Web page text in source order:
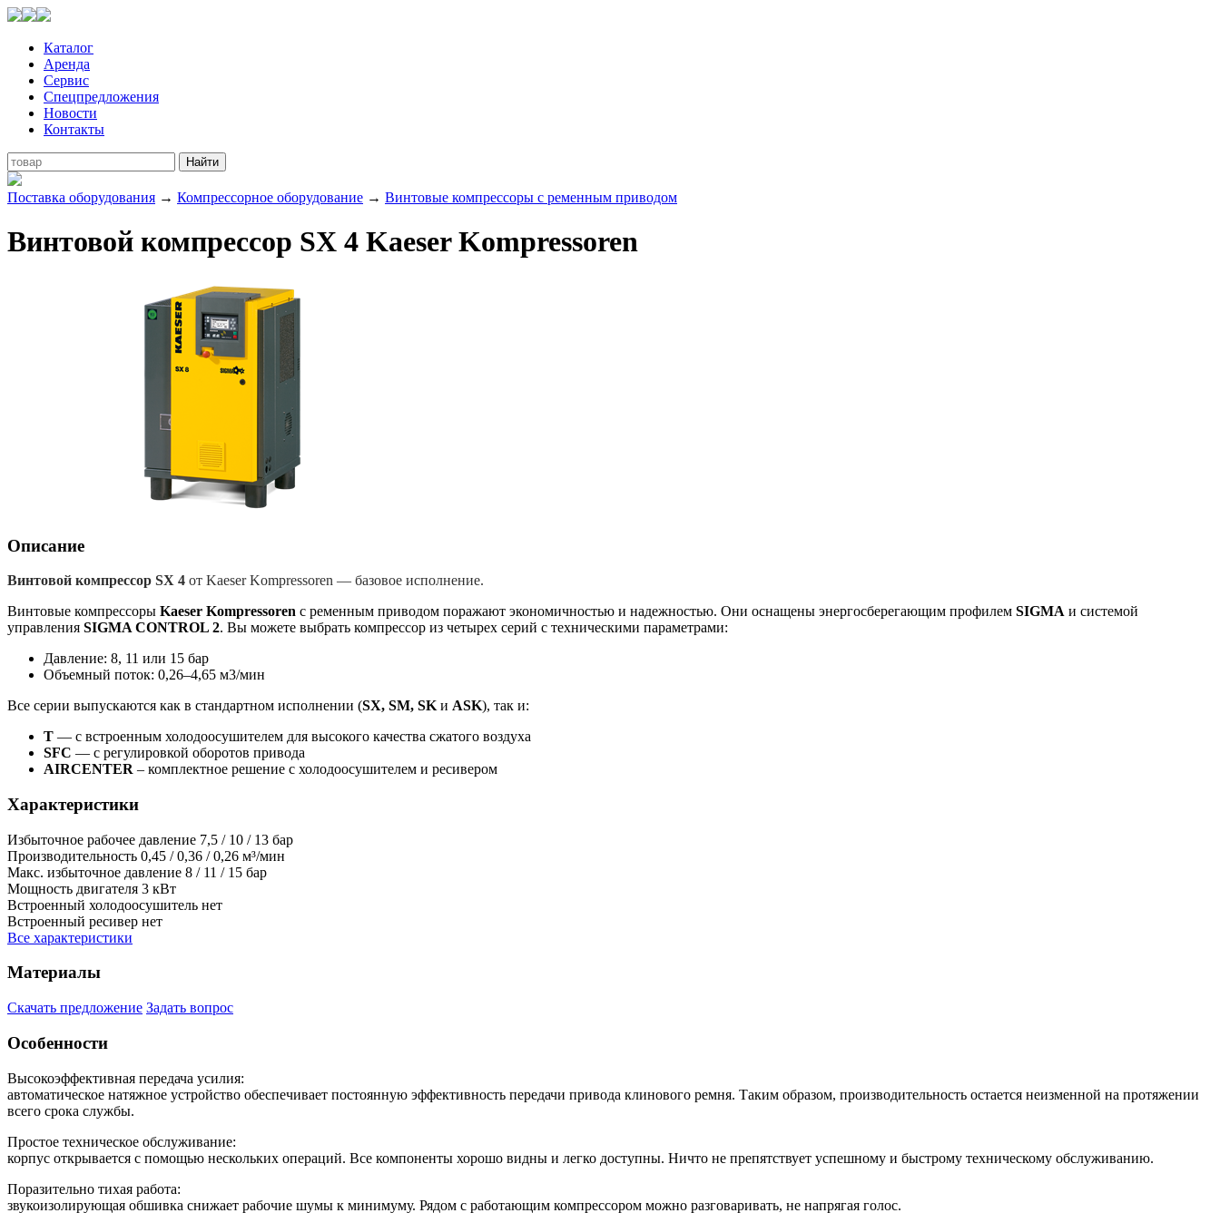
Каталог
Аренда
Сервис
Спецпредложения
Новости
Контакты
Поставка оборудования → Компрессорное оборудование → Винтовые компрессоры с ременным приводом
Винтовой компрессор SX 4 Kaeser Kompressoren
Описание
Винтовой компрессор SX 4 от Kaeser Kompressoren — базовое исполнение.
Винтовые компрессоры Kaeser Kompressoren с ременным приводом поражают экономичностью и надежностью. Они оснащены энергосберегающим профилем SIGMA и системой
управления SIGMA CONTROL 2. Вы можете выбрать компрессор из четырех серий с техническими параметрами:
Давление: 8, 11 или 15 бар
Объемный поток: 0,26–4,65 м3/мин
Все серии выпускаются как в стандартном исполнении (SX, SM, SK и ASK), так и:
T — с встроенным холодоосушителем для высокого качества сжатого воздуха
SFC — с регулировкой оборотов привода
AIRCENTER – комплектное решение с холодоосушителем и ресивером
Характеристики
Избыточное рабочее давление 7,5 / 10 / 13 бар
Производительность 0,45 / 0,36 / 0,26 м³/мин
Макс. избыточное давление 8 / 11 / 15 бар
Мощность двигателя 3 кВт
Встроенный холодоосушитель нет
Встроенный ресивер нет
Все характеристики
Материалы
Скачать предложение Задать вопрос
Особенности
Высокоэффективная передача усилия:
автоматическое натяжное устройство обеспечивает постоянную эффективность передачи привода клинового ремня. Таким образом, производительность остается неизменной на протяжении
всего срока службы.
Простое техническое обслуживание:
корпус открывается с помощью нескольких операций. Все компоненты хорошо видны и легко доступны. Ничто не препятствует успешному и быстрому техническому обслуживанию.
Поразительно тихая работа:
звукоизолирующая обшивка снижает рабочие шумы к минимуму. Рядом с работающим компрессором можно разговаривать, не напрягая голос.